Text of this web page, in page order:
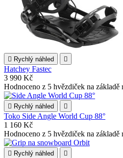
 Rychlý náhled 
Hatchey Fastec
3 990 Kč
Hodnoceno z 5 hvězdiček na základě
 Rychlý náhled 
Toko Side Angle World Cup 88°
1 160 Kč
Hodnoceno z 5 hvězdiček na základě
 Rychlý náhled 